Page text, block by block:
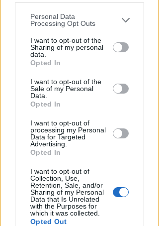
You may separately opt-out of the further
disclosure of your personal information
by third parties on the IAB’s list of
downstream participants.
by us to third parties on the IAB’s List of
Downstream Participants that may
further disclose it to other third parties.
Personal Data
Processing Opt Outs
I want to opt-out of the
Sharing of my personal
data.
Opted In
I want to opt-out of the
Sale of my Personal
Data.
Opted In
I want to opt-out of
processing my Personal
Data for Targeted
Advertising.
Opted In
I want to opt-out of
Collection, Use,
Retention, Sale, and/or
Sharing of my Personal
Data that Is Unrelated
with the Purposes for
which it was collected.
Opted Out
INDAGANO I CARABINIERI
Furto del Tabernacolo a San
Giorgio: sacerdoti di Cattolica
Redazione